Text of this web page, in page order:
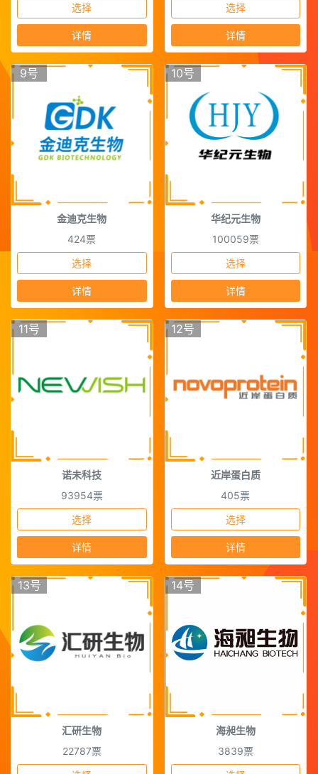
选择
详情
选择
详情
9号
金迪克生物
424票
选择
详情
10号
华纪元生物
100059票
选择
详情
11号
诺未科技
93954票
选择
详情
12号
近岸蛋白质
405票
选择
详情
13号
汇研生物
22787票
14号
海昶生物
3839票